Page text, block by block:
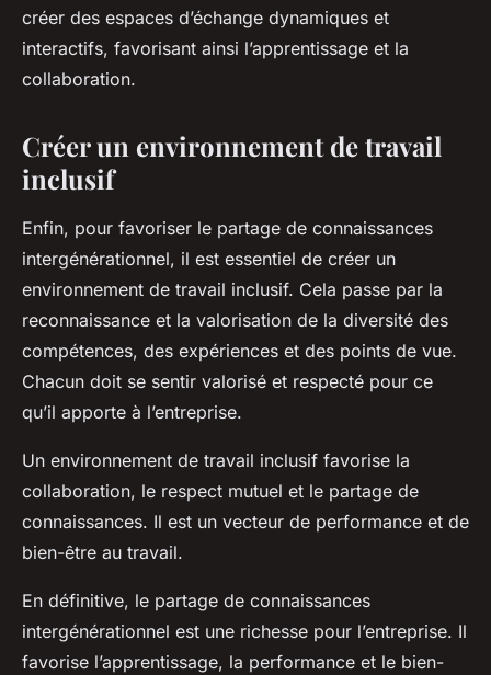
créer des espaces d’échange dynamiques et
interactifs, favorisant ainsi l’apprentissage et la
collaboration.
Créer un environnement de travail
inclusif
Enfin, pour favoriser le partage de connaissances
intergénérationnel, il est essentiel de créer un
environnement de travail inclusif. Cela passe par la
reconnaissance et la valorisation de la diversité des
compétences, des expériences et des points de vue.
Chacun doit se sentir valorisé et respecté pour ce
qu’il apporte à l’entreprise.
Un environnement de travail inclusif favorise la
collaboration, le respect mutuel et le partage de
connaissances. Il est un vecteur de performance et de
bien-être au travail.
En définitive, le partage de connaissances
intergénérationnel est une richesse pour l’entreprise. Il
favorise l’apprentissage, la performance et le bien-